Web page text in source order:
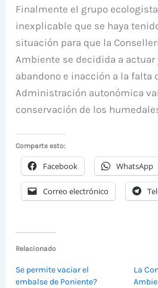
Finalmente el grupo
inexplicable que se haya
situación para que la
Ambiente se decidida a actuar
abandono e inacción a la falta
Administración autonómica
conservación de los
Comparte esto:
Facebook WhatsApp
Correo electrónico
Relacionado
Se permite vaciar el
embalse de Poniente?
La